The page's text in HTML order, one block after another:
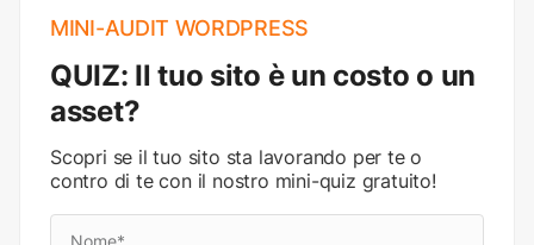
MINI-AUDIT WORDPRESS
QUIZ: Il tuo sito è un costo o un
asset?
Scopri se il tuo sito sta lavorando per te o
contro di te con il nostro mini-quiz gratuito!